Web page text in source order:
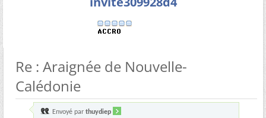
Re : Araignée de Nouvelle-
Calédonie
Envoyé par thuydiep